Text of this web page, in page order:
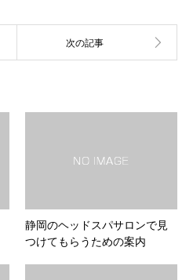
静岡のヘッドスパサロンで見
つけてもらうための案内